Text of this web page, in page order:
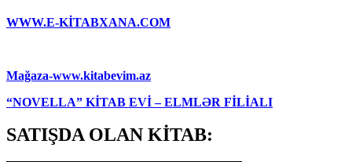
WWW.E-KİTABXANA.COM
Mağaza-www.kitabevim.az
“NOVELLA” KİTAB EVİ – ELMLƏR FİLİALI
SATIŞDA OLAN KİTAB: